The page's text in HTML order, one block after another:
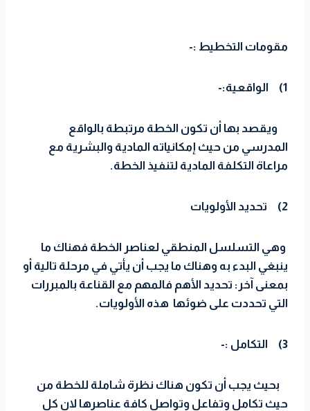
مقومات التخطيط :-
1) الواقعية:-
ويقصد بها أن تكون الخطة مرتبطة بالواقع
المدرسي من حيث إمكانياته المادية والبشرية مع
مراعاة التكلفة المادية لتنفيذ الخطة.
2) تحديد الأولويات
وهي التسلسل المنطقي لعناصر الخطة فهناك ما
ينبغي البدء به وهناك ما يجب أن يأتي في مرحلة تالية أو
بمعنى آخر: تحديد الأهم فالمهم مع القناعة بالمبررات
التي تحددت على ضوئها هذه الأولويات.
3) التكامل :-
بحيث يجب أن تكون هناك نظرة شاملة للخطة من
حيث تكامل وتفاعل وتواصل كافة عناصرها لان كل